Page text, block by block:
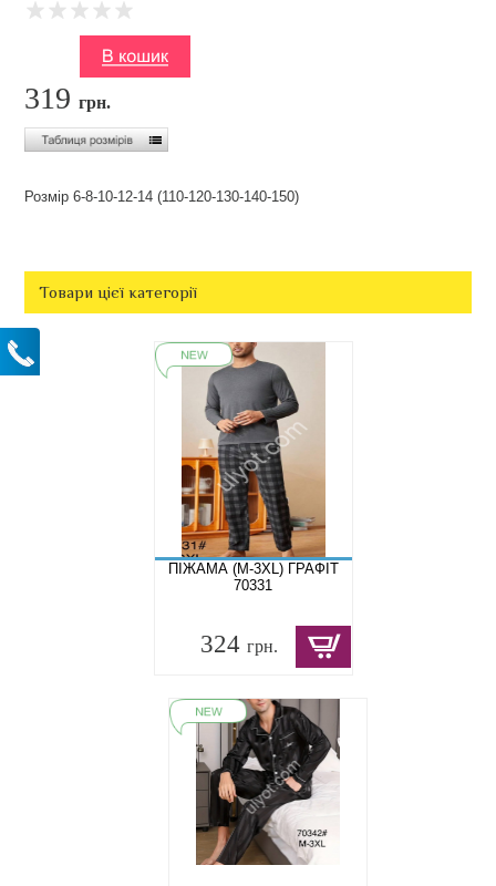
319грн.
Розмір 6-8-10-12-14 (110-120-130-140-150)
Товари цієї категорії
ПІЖАМА (M-3XL) ГРАФІТ
70331
324 грн.